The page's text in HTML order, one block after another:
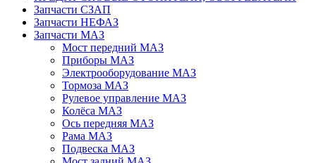
Запчасти СЗАП
Запчасти НЕФАЗ
Запчасти МАЗ
Мост передний МАЗ
Приборы МАЗ
Электрооборудование МАЗ
Тормоза МАЗ
Рулевое управление МАЗ
Колёса МАЗ
Ось передняя МАЗ
Рама МАЗ
Подвеска МАЗ